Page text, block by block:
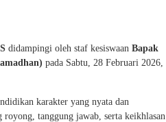
didampingi oleh staf kesiswaan Bapak
pada Sabtu, 28 Februari 2026,
karakter yang nyata dan
tanggung jawab, serta keikhlasan